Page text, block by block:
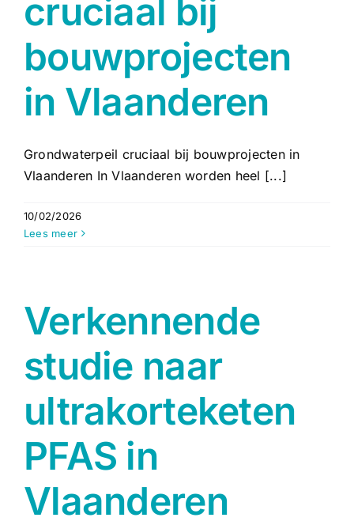
cruciaal bij
bouwprojecten
in Vlaanderen
Grondwaterpeil cruciaal bij bouwprojecten in
Vlaanderen In Vlaanderen worden heel [...]
10/02/2026
Lees meer
Verkennende
studie naar
ultrakorteketen
PFAS in
Vlaanderen